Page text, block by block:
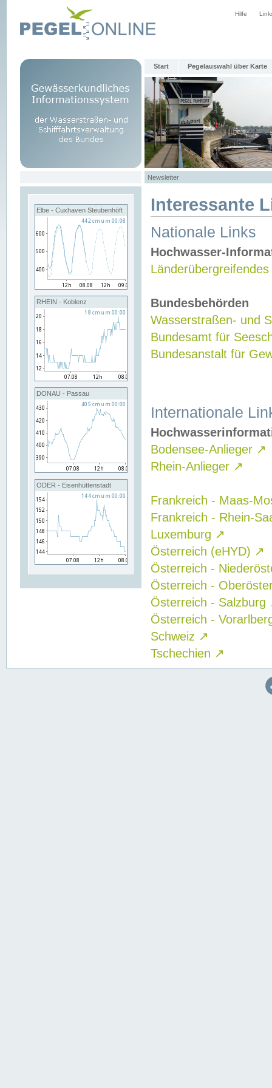
Hilfe
Start Pegelauswahl über Karte
Newsletter
Elbe - Cuxhaven Steubenhöft
RHEIN - Koblenz
DONAU - Passau
ODER - Eisenhüttenstadt
Interessante
Nationale Links
Hochwasser-
Bundesbehörden
Wasserstraßen- und
Bundesamt für
Bundesanstalt für
Internationale
Bodensee-Anlieger ↗
Rhein-Anlieger ↗
Frankreich - Maas-
Frankreich - Rhein-
Luxemburg ↗
Österreich (eHYD) ↗
Österreich -
Österreich -
Österreich - Salzburg
Österreich -
Schweiz ↗
Tschechien ↗